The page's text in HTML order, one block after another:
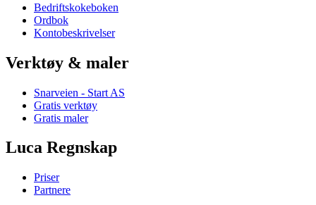
Bedriftskokeboken
Ordbok
Kontobeskrivelser
Verktøy & maler
Snarveien - Start AS
Gratis verktøy
Gratis maler
Luca Regnskap
Priser
Partnere